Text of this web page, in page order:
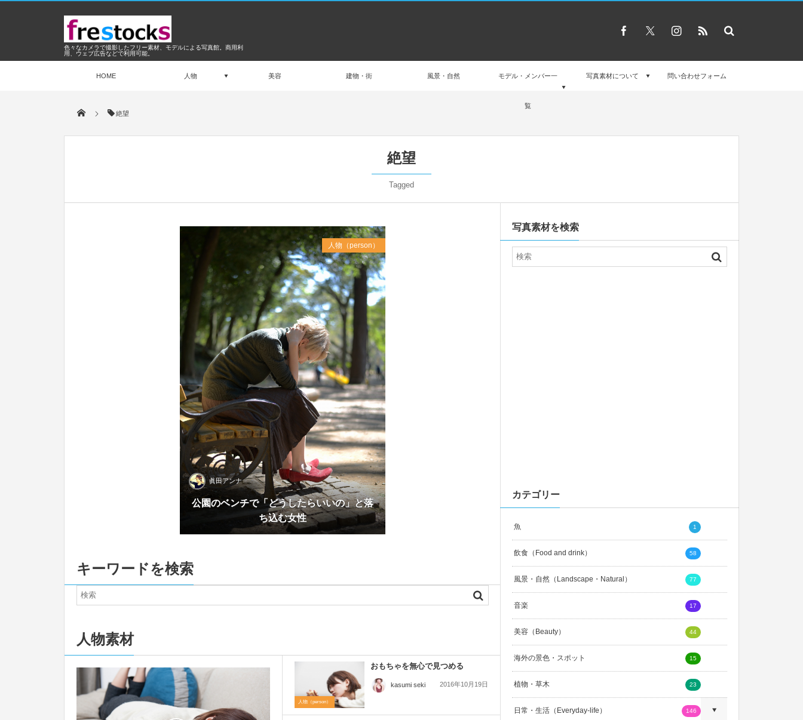
色々なカメラで撮影したフリー素材、モデルによる写真館。商用利
用、ウェブ広告などで利用可能。
HOME 人物 美容 建物・街 風景・自然 モデル・メンバー一
覧
写真素材について 問い合わせフォーム
絶望
絶望
Tagged
眞田アンナ
公園のベンチで「どうしたらいいの」と落
ち込む女性
Dec
人物（person）
0
キーワードを検索
人物素材
人物（person）
おもちゃを無心で見つめる
kasumi seki 2016年10月19日
写真素材を検索
カテゴリー
魚 1
飲食（Food and drink） 58
風景・自然（Landscape・Natural） 77
音楽 17
美容（Beauty） 44
海外の景色・スポット 15
植物・草木 23
日常・生活（Everyday-life） 146